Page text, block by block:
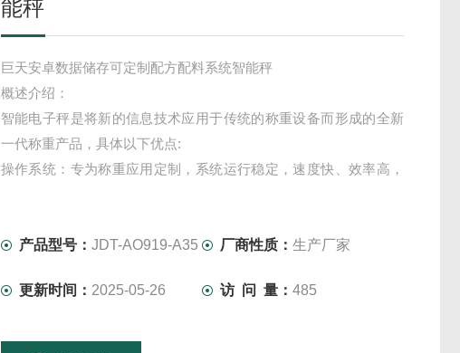
能秤
巨天安卓数据储存可定制配方配料系统智能秤
概述介绍：
智能电子秤是将新的信息技术应用于传统的称重设备而形成的全新
一代称重产品，具体以下优点:
操作系统：专为称重应用定制，系统运行稳定，速度快、效率高，
数量可以认为无限制，在*的系统处理能力下，可方便实现各种统计
产品型号： JDT-AO919-A35 厂商性质：生产厂家
更新时间： 2025-05-26 访 问 量：485